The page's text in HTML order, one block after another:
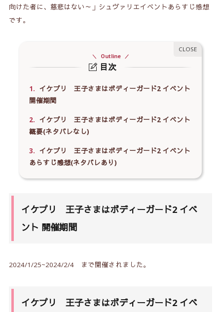
向けた者に、慈悲はない～」シュヴァリエイベントあらすじ感想
です。
目次
Outline
1. イケプリ 王子さまはボディーガード2 イベント
開催期間
2. イケプリ 王子さまはボディーガード2 イベント
概要(ネタバレなし)
3. イケプリ 王子さまはボディーガード2 イベント
あらすじ感想(ネタバレあり)
イケプリ 王子さまはボディーガード2 イベ
ント 開催期間
2024/1/25~2024/2/4 まで開催されました。
イケプリ 王子さまはボディーガード2 イベ